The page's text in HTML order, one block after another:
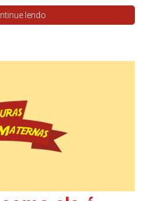
lendo